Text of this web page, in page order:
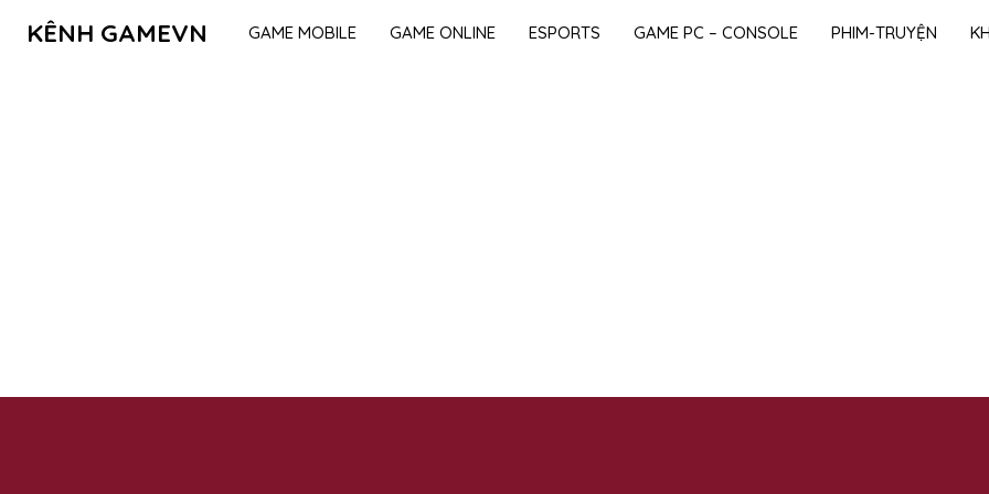
KÊNH GAMEVN GAME MOBILE GAME ONLINE ESPORTS GAME PC – CONSOLE PHIM-TRUYỆN